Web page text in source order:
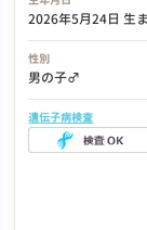
2026年5月24日 生
性別
男の子♂
遺伝子病検査